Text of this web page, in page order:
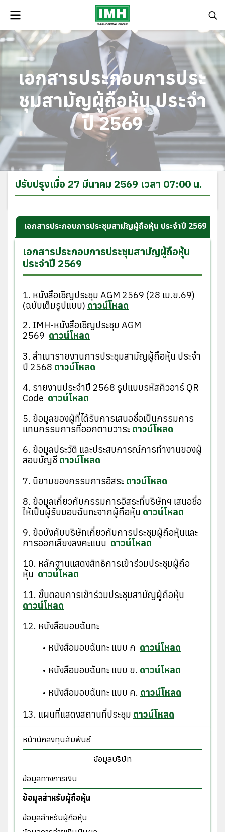
เอกสารประกอบการประ
ชุมสามั ญผู้ถือหุ้น ประจำ
ปี 2569
ปรับปรุงเมื่อ 27 มีนาคม 2569 เวลา 07:00 น.
เอกสารประกอบการประชุมสามั ญผู้ถือหุ้น ประจำปี 2569
เอกสารประกอบการประชุมสามั ญผู้ถือหุ้น
ประจำปี 2569
1. หนังสือเชิญประชุม AGM 2569 (28 เม.ย.69)
(ฉบับเต็มรูปแบบ) ดาวน์โหลด
2. IMH-หนังสือเชิญประชุม AGM
2569 ดาวน์โหลด
3. สำเนารายงานการประชุมสามัญผู้ถือหุ้น ประจำ
ปี 2568 ดาวน์โหลด
4. รายงานประจำปี 2568 รูปแบบรหัสคิวอาร์ QR
Code ดาวน์โหลด
5. ข้อมูลของผู้ที่ได้รับการเสนอชื่อเป็นกรรมการ
แทนกรรมการที่ออกตามวาระ ดาวน์โหลด
6. ข้อมูลประวัติ และประสบการณ์การทำงานของผู้
สอบบัญชี ดาวน์โหลด
7. นิยามของกรรมการอิสระ ดาวน์โหลด
8. ข้อมูลเกี่ยวกับกรรมการอิสระที่บริษัทฯ เสนอชื่อ
ให้เป็นผู้รับมอบฉันทะจากผู้ถือหุ้น ดาวน์โหลด
9. ข้อบังคับบริษัทเกี่ยวกับการประชุมผู้ถือหุ้นและ
การออกเสียงลงคะแนน ดาวน์โหลด
10. หลักฐานแสดงสิทธิการเข้าร่วมประชุมผู้ถือ
หุ้น ดาวน์โหลด
11. ขั้นตอนการเข้าร่วมประชุมสามัญผู้ถือหุ้น
ดาวน์โหลด
12. หนังสือมอบฉันทะ
หนังสือมอบฉันทะ แบบ ก ดาวน์โหลด
หนังสือมอบฉันทะ แบบ ข. ดาวน์โหลด
หนังสือมอบฉันทะ แบบ ค. ดาวน์โหลด
13. แผนที่แสดงสถานที่ประชุม ดาวน์โหลด
หน้านักลงทุนสัมพันธ์
ข้อมูลบริษัท
ข้อมูลทางการเงิน
ข้อมูลสำหรับผู้ถือหุ้น
ข้อมูลสำหรับผู้ถือหุ้น